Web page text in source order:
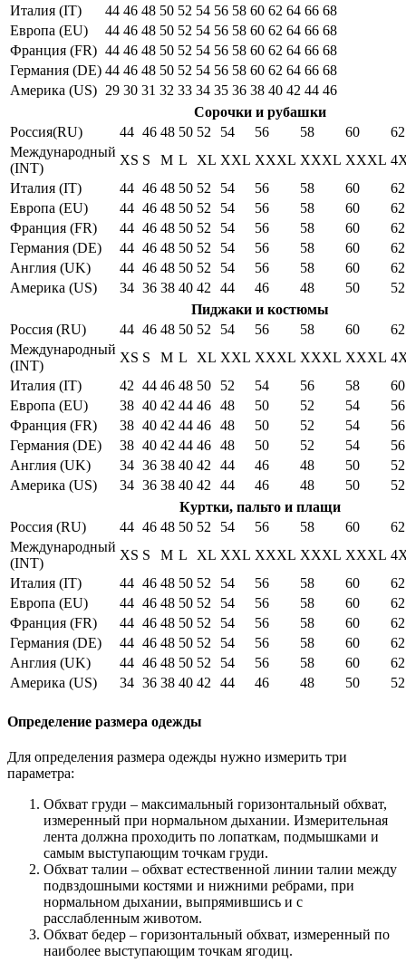
Италия (IT)
44 46 48 50 52 54 56 58 60 62 64 66 68
Европа (EU)
44 46 48 50 52 54 56 58 60 62 64 66 68
Франция (FR) 44 46 48 50 52 54 56 58 60 62 64 66 68
Германия (DE) 44 46 48 50 52 54 56 58 60 62 64 66 68
Америка (US) 29 30 31 32 33 34 35 36 38 40 42 44 46
Сорочки и рубашки
Россия(RU)
44 46 48 50 52 54 56 58 60
62
Международный
(INT)
XS S M L XL XXL XXXL XXXL XXXL
Италия (IT)
44 46 48 50 52 54 56 58 60
62
Европа (EU)
44 46 48 50 52 54 56 58 60
62
Франция (FR)
44 46 48 50 52 54 56 58 60
62
Германия (DE)
44 46 48 50 52 54 56 58 60
62
Англия (UK)
44 46 48 50 52 54 56 58 60
62
Америка (US)
34 36 38 40 42 44 46 48 50
52
Пиджаки и костюмы
Россия (RU)
44 46 48 50 52 54 56 58 60
62
Международный
(INT)
XS S M L XL XXL XXXL XXXL XXXL
Италия (IT)
42 44 46 48 50 52 54 56 58
60
Европа (EU)
38 40 42 44 46 48 50 52 54
56
Франция (FR)
38 40 42 44 46 48 50 52 54
56
Германия (DE)
38 40 42 44 46 48 50 52 54
56
Англия (UK)
34 36 38 40 42 44 46 48 50
52
Америка (US)
34 36 38 40 42 44 46 48 50
52
Куртки, пальто и плащи
Россия (RU)
44 46 48 50 52 54 56 58 60
62
Международный
(INT)
XS S M L XL XXL XXXL XXXL XXXL
Италия (IT)
44 46 48 50 52 54 56 58 60
62
Европа (EU)
44 46 48 50 52 54 56 58 60
62
Франция (FR)
44 46 48 50 52 54 56 58 60
62
Германия (DE)
44 46 48 50 52 54 56 58 60
62
Англия (UK)
44 46 48 50 52 54 56 58 60
62
Америка (US)
34 36 38 40 42 44 46 48 50 52
Определение размера одежды
Для определения размера одежды нужно измерить три
параметра:
Обхват груди – максимальный горизонтальный обхват,
измеренный при нормальном дыхании. Измерительная
лента должна проходить по лопаткам, подмышками и
самым выступающим точкам груди.
Обхват талии – обхват естественной линии талии между
подвздошными костями и нижними ребрами, при
нормальном дыхании, выпрямившись и с
расслабленным животом.
Обхват бедер – горизонтальный обхват, измеренный по
наиболее выступающим точкам ягодиц.